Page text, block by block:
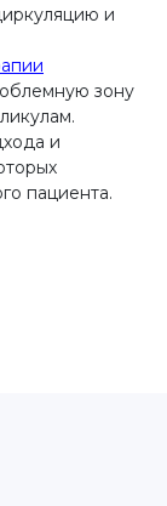
и
зону
и
пациента.